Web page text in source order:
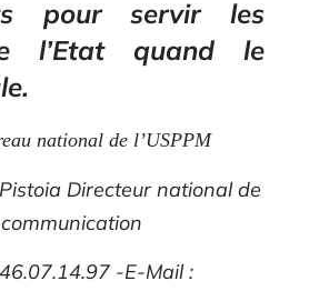
pour servir les
l’Etat quand le
national de l’USPPM
Directeur national de
-E-Mail :